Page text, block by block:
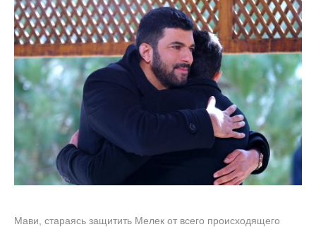
Мави, стараясь защитить Мелек от всего происходящего